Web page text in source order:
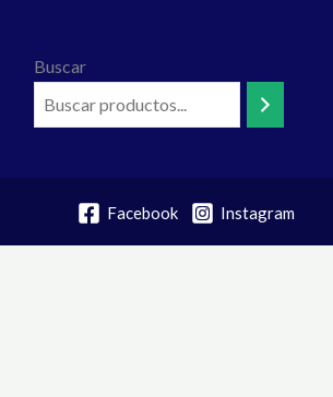
Buscar
Facebook Instagram